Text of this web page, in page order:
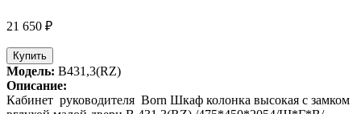
21 650 ₽
Купить
Модель: В431,3(RZ)
Описание:
Кабинет руководителя Born Шкаф колонка высокая с замком